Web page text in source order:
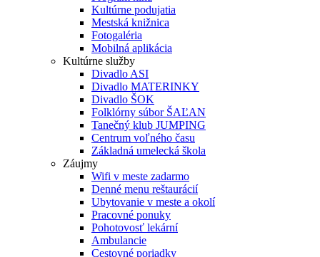
Kultúrne podujatia
Mestská knižnica
Fotogaléria
Mobilná aplikácia
Kultúrne služby
Divadlo ASI
Divadlo MATERINKY
Divadlo ŠOK
Folklórny súbor ŠAĽAN
Tanečný klub JUMPING
Centrum voľného času
Základná umelecká škola
Záujmy
Wifi v meste zadarmo
Denné menu reštaurácií
Ubytovanie v meste a okolí
Pracovné ponuky
Pohotovosť lekární
Ambulancie
Cestovné poriadky